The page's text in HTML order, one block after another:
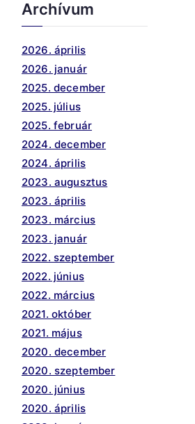
Archívum
2026. április
2026. január
2025. december
2025. július
2025. február
2024. december
2024. április
2023. augusztus
2023. április
2023. március
2023. január
2022. szeptember
2022. június
2022. március
2021. október
2021. május
2020. december
2020. szeptember
2020. június
2020. április